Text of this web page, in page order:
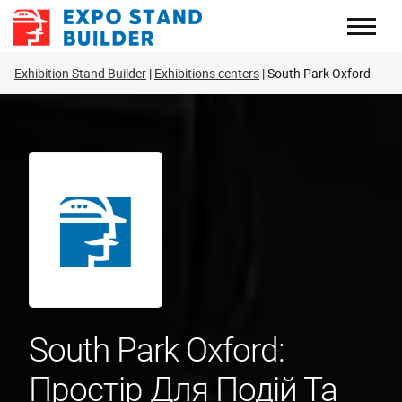
Перейти
Exhibition Stand Builder Exhibitions centers South Park Oxford
South Park Oxford:
Простір Для Подій Та